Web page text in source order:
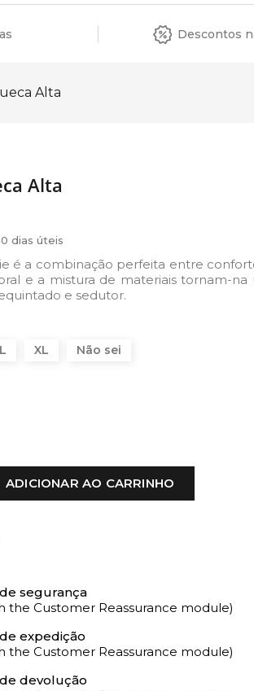
Descontos
Alta
Alta
dias úteis
é a combinação perfeita entre
e a mistura de materiais tornam-
e sedutor.
L XL Não sei
ADICIONAR AO CARRINHO
segurança
the Customer Reassurance module)
expedição
the Customer Reassurance module)
devolução